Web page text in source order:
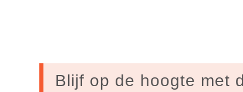
Blijf op de hoogte met